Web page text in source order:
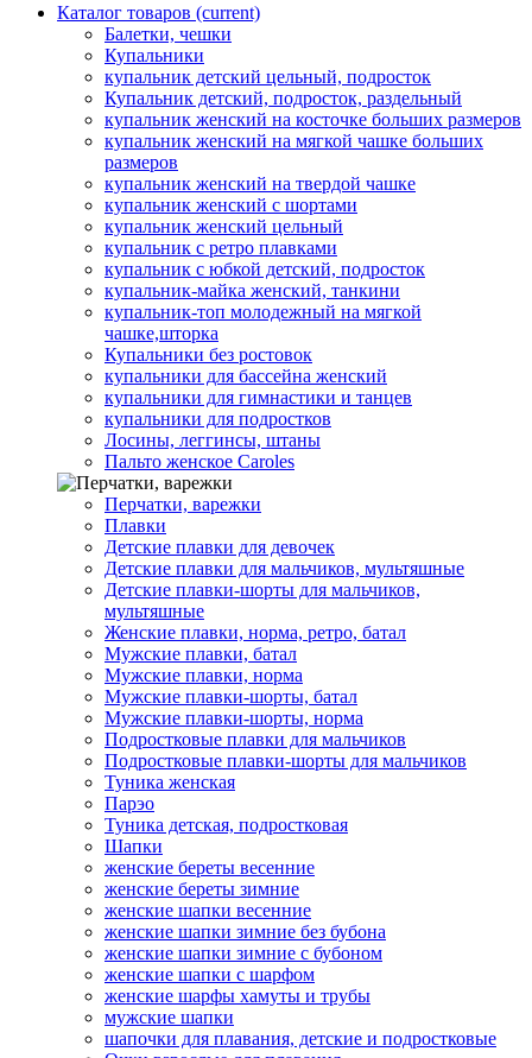
Каталог товаров (current)
Балетки, чешки
Купальники
купальник детский цельный, подросток
Купальник детский, подросток, раздельный
купальник женский на косточке больших размеров
купальник женский на мягкой чашке больших
размеров
купальник женский на твердой чашке
купальник женский с шортами
купальник женский цельный
купальник с ретро плавками
купальник с юбкой детский, подросток
купальник-майка женский, танкини
купальник-топ молодежный на мягкой
чашке,шторка
Купальники без ростовок
купальники для бассейна женский
купальники для гимнастики и танцев
купальники для подростков
Лосины, леггинсы, штаны
Пальто женское Caroles
Перчатки, варежки
Плавки
Детские плавки для девочек
Детские плавки для мальчиков, мультяшные
Детские плавки-шорты для мальчиков,
мультяшные
Женские плавки, норма, ретро, батал
Мужские плавки, батал
Мужские плавки, норма
Мужские плавки-шорты, батал
Мужские плавки-шорты, норма
Подростковые плавки для мальчиков
Подростковые плавки-шорты для мальчиков
Туникa женская
Парэо
Туника детская, подростковая
Шапки
женские береты весенние
женские береты зимние
женские шапки весенние
женские шапки зимние без бубона
женские шапки зимние с бубоном
женские шапки с шарфом
женские шарфы хамуты и трубы
мужские шапки
шапочки для плавания, детские и подростковые